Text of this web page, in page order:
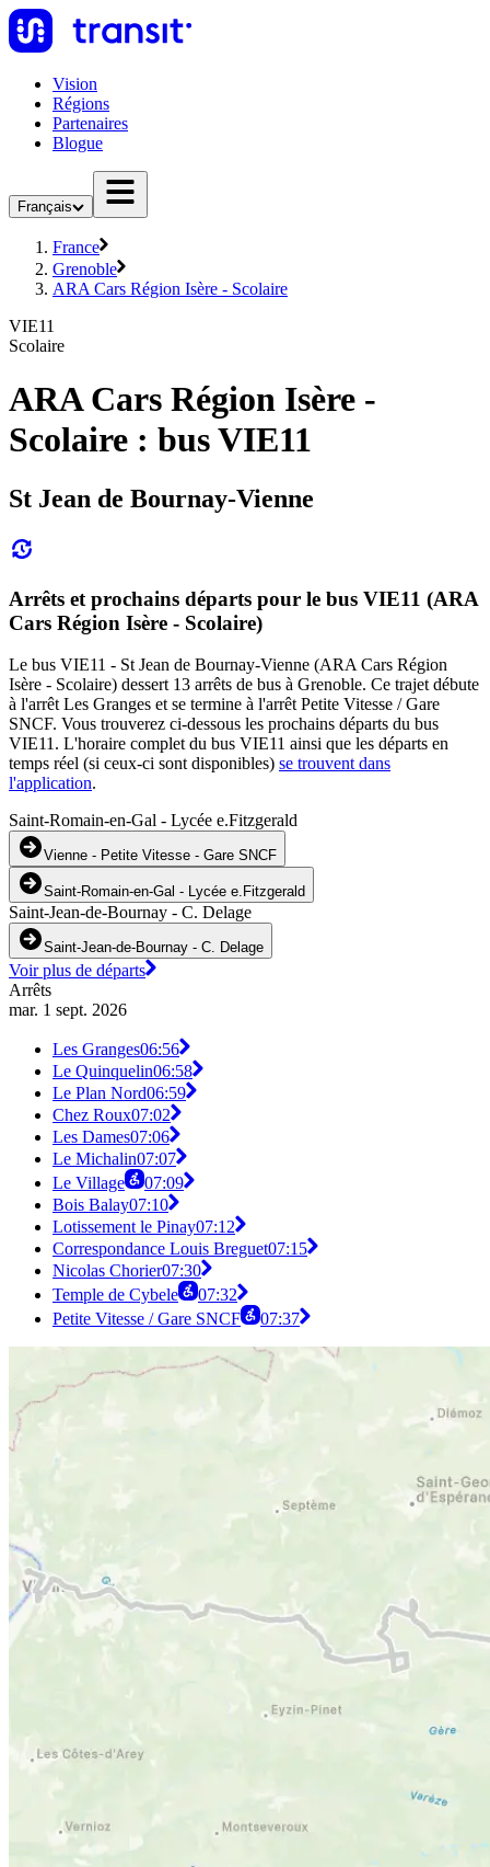
Vision
Régions
Partenaires
Blogue
Français
France
Grenoble
ARA Cars Région Isère - Scolaire
VIE11
Scolaire
ARA Cars Région Isère -
Scolaire : bus VIE11
St Jean de Bournay-Vienne
Arrêts et prochains départs pour le bus VIE11 (ARA
Cars Région Isère - Scolaire)
Le bus VIE11 - St Jean de Bournay-Vienne (ARA Cars Région
Isère - Scolaire) dessert 13 arrêts de bus à Grenoble. Ce trajet débute
à l'arrêt Les Granges et se termine à l'arrêt Petite Vitesse / Gare
SNCF. Vous trouverez ci-dessous les prochains départs du bus
VIE11. L'horaire complet du bus VIE11 ainsi que les départs en
temps réel (si ceux-ci sont disponibles) se trouvent dans
l'application.
Saint-Romain-en-Gal - Lycée e.Fitzgerald
Vienne - Petite Vitesse - Gare SNCF
Saint-Romain-en-Gal - Lycée e.Fitzgerald
Saint-Jean-de-Bournay - C. Delage
Saint-Jean-de-Bournay - C. Delage
Voir plus de départs
Arrêts
mar. 1 sept. 2026
Les Granges06:56
Le Quinquelin06:58
Le Plan Nord06:59
Chez Roux07:02
Les Dames07:06
Le Michalin07:07
Le Village
07:09
Bois Balay07:10
Lotissement le Pinay07:12
Correspondance Louis Breguet07:15
Nicolas Chorier07:30
Temple de Cybele
07:32
Petite Vitesse / Gare SNCF
07:37